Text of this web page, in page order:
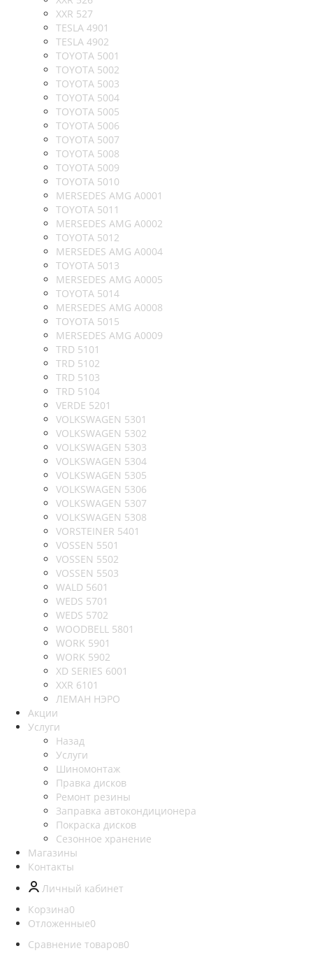
XXR 527
TESLA 4901
TESLA 4902
TOYOTA 5001
TOYOTA 5002
TOYOTA 5003
TOYOTA 5004
TOYOTA 5005
TOYOTA 5006
TOYOTA 5007
TOYOTA 5008
TOYOTA 5009
TOYOTA 5010
MERSEDES AMG A0001
TOYOTA 5011
MERSEDES AMG A0002
TOYOTA 5012
MERSEDES AMG A0004
TOYOTA 5013
MERSEDES AMG A0005
TOYOTA 5014
MERSEDES AMG A0008
TOYOTA 5015
MERSEDES AMG A0009
TRD 5101
TRD 5102
TRD 5103
TRD 5104
VERDE 5201
VOLKSWAGEN 5301
VOLKSWAGEN 5302
VOLKSWAGEN 5303
VOLKSWAGEN 5304
VOLKSWAGEN 5305
VOLKSWAGEN 5306
VOLKSWAGEN 5307
VOLKSWAGEN 5308
VORSTEINER 5401
VOSSEN 5501
VOSSEN 5502
VOSSEN 5503
WALD 5601
WEDS 5701
WEDS 5702
WOODBELL 5801
WORK 5901
WORK 5902
XD SERIES 6001
XXR 6101
ЛЕМАН НЭРО
Акции
Услуги
Назад
Услуги
Шиномонтаж
Правка дисков
Ремонт резины
Заправка автокондиционера
Покраска дисков
Сезонное хранение
Магазины
Контакты
Личный кабинет
Корзина0
Отложенные0
Сравнение товаров0